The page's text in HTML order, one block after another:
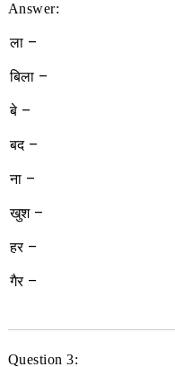
Answer:
ला –
बिला –
बे –
बद –
ना –
खुश –
हर –
गैर –
Question 3: